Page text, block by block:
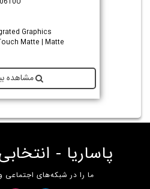
Graphics
Matte | Matte
مشاهده
پاساریا -
ما را در شبکه‌های اجتماعی